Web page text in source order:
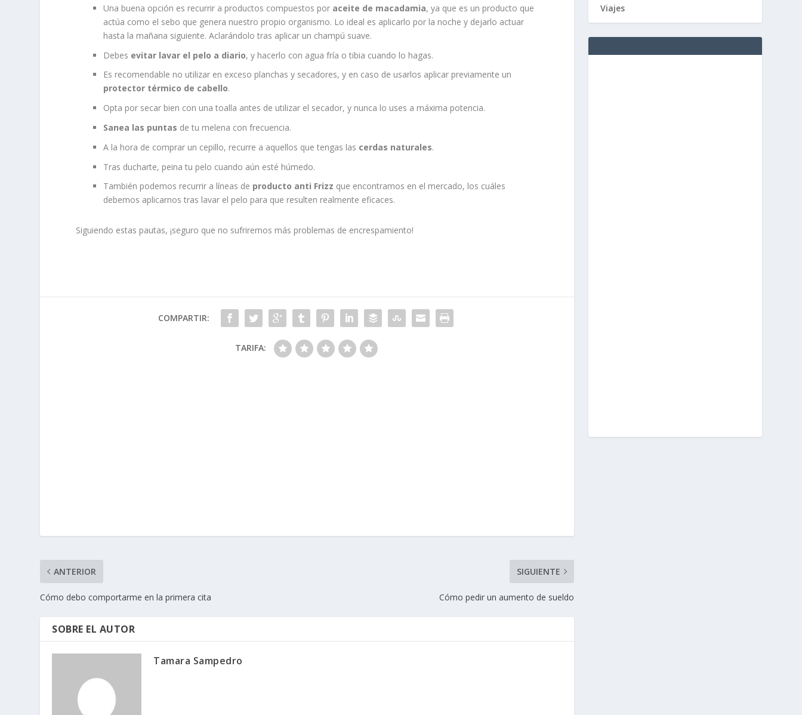
Una buena opción es recurrir a productos compuestos por aceite de macadamia, ya que es un producto que
actúa como el sebo que genera nuestro propio organismo. Lo ideal es aplicarlo por la noche y dejarlo actuar
hasta la mañana siguiente. Aclarándolo tras aplicar un champú suave.
Debes evitar lavar el pelo a diario, y hacerlo con agua fría o tibia cuando lo hagas.
Es recomendable no utilizar en exceso planchas y secadores, y en caso de usarlos aplicar previamente un
protector térmico de cabello.
Opta por secar bien con una toalla antes de utilizar el secador, y nunca lo uses a máxima potencia.
Sanea las puntas de tu melena con frecuencia.
A la hora de comprar un cepillo, recurre a aquellos que tengas las cerdas naturales.
Tras ducharte, peina tu pelo cuando aún esté húmedo.
También podemos recurrir a líneas de producto anti Frizz que encontramos en el mercado, los cuáles
debemos aplicarnos tras lavar el pelo para que resulten realmente eficaces.
Siguiendo estas pautas, ¡seguro que no sufriremos más problemas de encrespamiento!
COMPARTIR:
TARIFA:
ANTERIOR
Cómo debo comportarme en la primera cita
SIGUIENTE
Cómo pedir un aumento de sueldo
SOBRE EL AUTOR
Tamara Sampedro
Viajes